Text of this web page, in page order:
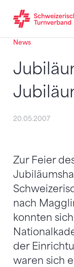
Zum Inhalt
Zur Sitemap
Zum Navigieren
News
20.05.2007
Zur Feier
nach
konnten
der
waren sich